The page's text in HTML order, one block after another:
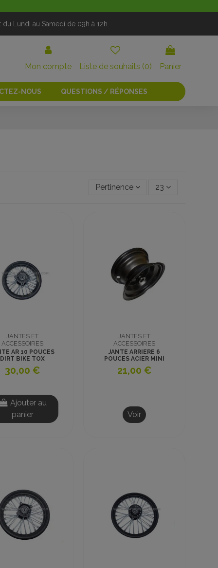
Lundi au Samedi de 09h à 12h.
Mon compte Liste de souhaits (0) Panier
NOUS QUESTIONS / RÉPONSES
Pertinence 23
JANTES ET
ACCESSOIRES
AR 10 POUCES
DIRT BIKE TOX
30,00 €
Ajouter au
panier
JANTES ET
ACCESSOIRES
JANTE ARRIERE 6
POUCES ACIER MINI
21,00 €
Voir